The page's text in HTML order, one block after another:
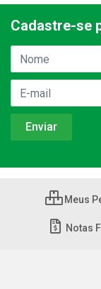
Cadastre-se
Meus
Notas